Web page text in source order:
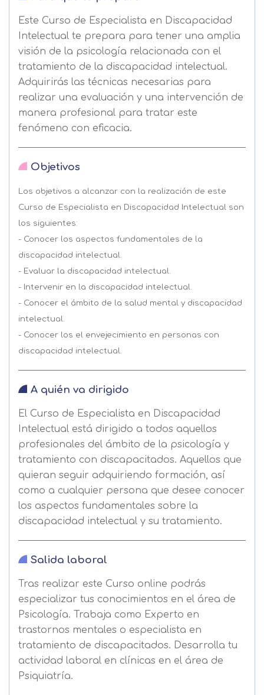
Este Curso de Especialista en Discapacidad
Intelectual te prepara para tener una amplia
visión de la psicología relacionada con el
tratamiento de la discapacidad intelectual.
Adquirirás las técnicas necesarias para
realizar una evaluación y una intervención de
manera profesional para tratar este
fenómeno con eficacia.
Objetivos
Los objetivos a alcanzar con la realización de este
Curso de Especialista en Discapacidad Intelectual son
los siguientes:
- Conocer los aspectos fundamentales de la
discapacidad intelectual.
- Evaluar la discapacidad intelectual.
- Intervenir en la discapacidad intelectual.
- Conocer el ámbito de la salud mental y discapacidad
intelectual.
- Conocer los el envejecimiento en personas con
discapacidad intelectual.
A quién va dirigido
El Curso de Especialista en Discapacidad
Intelectual está dirigido a todos aquellos
profesionales del ámbito de la psicología y
tratamiento con discapacitados. Aquellos que
quieran seguir adquiriendo formación, así
como a cualquier persona que desee conocer
los aspectos fundamentales sobre la
discapacidad intelectual y su tratamiento.
Salida laboral
Tras realizar este Curso online podrás
especializar tus conocimientos en el área de
Psicología. Trabaja como Experto en
trastornos mentales o especialista en
tratamiento de discapacitados. Desarrolla tu
actividad laboral en clínicas en el área de
Psiquiatría.